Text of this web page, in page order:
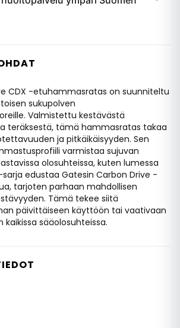
CDX -etuhammasratas on suunniteltu
sukupolven
Valmistettu kestävästä
teräksestä, tämä hammasratas takaa
ja pitkäikäisyyden. Sen
varmistaa sujuvan
olosuhteissa, kuten lumessa
edustaa Gatesin Carbon Drive -
tarjoten parhaan mahdollisen
Tämä tekee siitä
päivittäiseen käyttöön tai vaativaan
kaikissa sääolosuhteissa.